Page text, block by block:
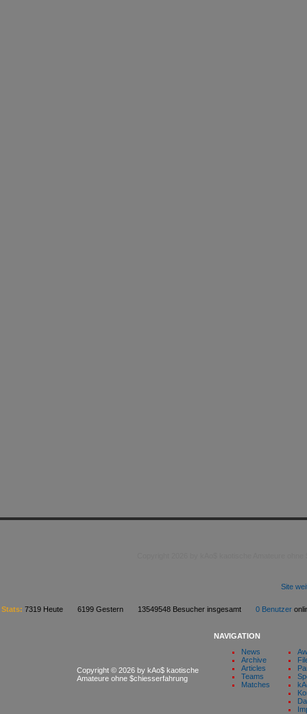
Site
Stats: 7319 Heute 6199 Gestern 13549548 Besucher insgesamt 0 Benutzer
Copyright © 2026 by kAo$ kaotische
Amateure ohne $chiesserfahrung
NAVIGATION
News
Archive
Articles
Teams
Matches